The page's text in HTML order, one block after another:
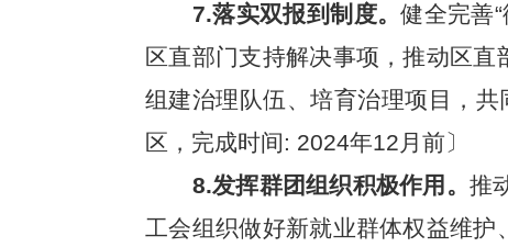
7.落实双报到制度。健全完善
区直部门支持解决事项，推动区
组建治理队伍、培育治理项目，
区，完成时间: 2024年12月前〕
8.发挥群团组织积极作用。 推
工会组织做好新就业群体权益维护